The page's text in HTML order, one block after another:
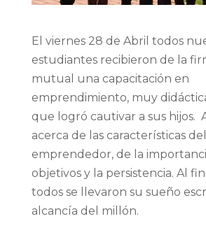
El viernes 28 de Abril todos
estudiantes recibieron de la
mutual una capacitación en
emprendimiento, muy
que logró cautivar a sus hijos.
acerca de las características
emprendedor, de la
objetivos y la persistencia. Al
todos se llevaron su sueño
alcancía del millón.